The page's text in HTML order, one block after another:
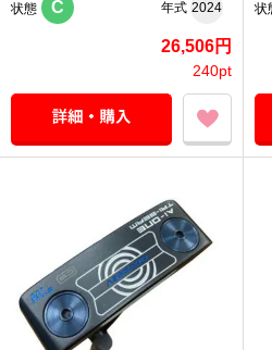
状態 C 年式 2024
26,506円
240pt
状